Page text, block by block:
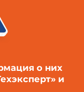
о них
и